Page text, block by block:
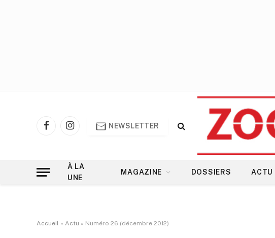
FacebookInstagram
NEWSLETTER
À LA
UNE
MAGAZINE DOSSIERS ACTU
Accueil » Actu » Numéro 26 (décembre 2012)